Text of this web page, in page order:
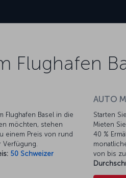
Flughafen
Flughafen Basel in die
möchten, stehen
einem Preis von rund
Verfügung.
50 Schweizer
AUTO
Starten
Mieten
40 %
von bis